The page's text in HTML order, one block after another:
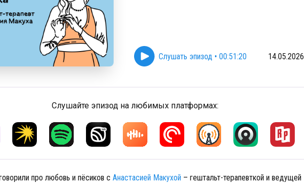
Слушать эпизод • 00:51:20 14.05.2026
Слушайте эпизод на любимых платформах:
про любовь и пёсиков с Анастасией Макухой – гештальт-терапевткой и ведущей